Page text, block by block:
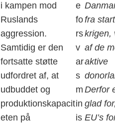
i kampen mod
Ruslands
aggression.
Samtidig er den
fortsatte støtte
udfordret af, at
udbuddet og
produktionskapacit
eten på
e
fo
rs
v
ar
s
m
in
is
fra
krigen,
af de
aktive
Derfor
glad
EU’s